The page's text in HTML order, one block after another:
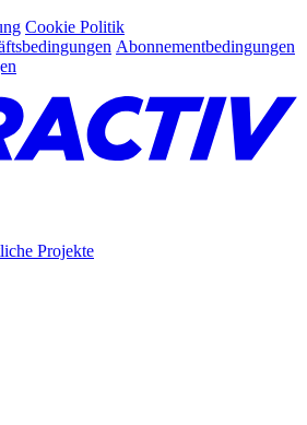
Cookie Politik
Abonnementbedingungen
Projekte